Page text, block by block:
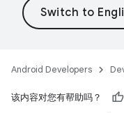
Android Developers
该内容对您有帮助吗？